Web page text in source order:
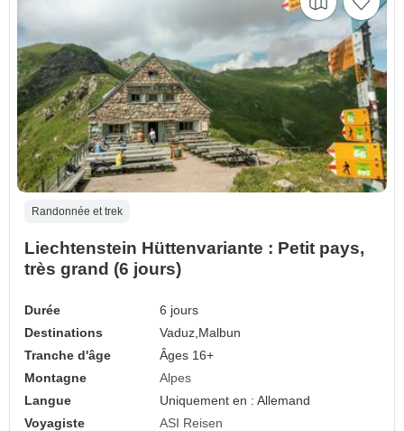
Randonnée et trek
Liechtenstein Hüttenvariante : Petit pays,
très grand (6 jours)
Durée
6 jours
Destinations
Vaduz, Malbun
Tranche d'âge
Âges 16+
Montagne
Alpes
Langue
Uniquement en : Allemand
Voyagiste
ASI Reisen